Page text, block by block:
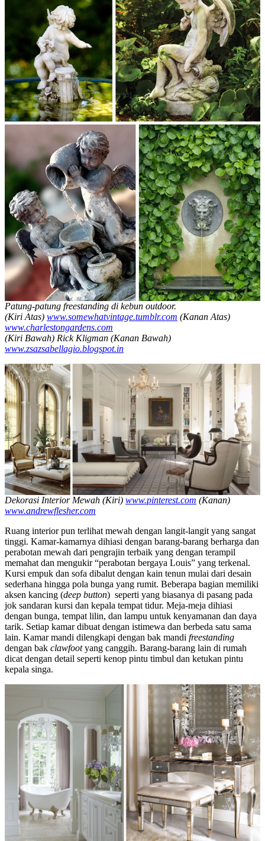
Patung-patung freestanding di kebun outdoor.
(Kiri Atas) www.somewhatvintage.tumblr.com (Kanan Atas)
www.charlestongardens.com
(Kiri Bawah) Rick Kligman (Kanan Bawah)
www.zsazsabellagio.blogspot.in
Dekorasi Interior Mewah (Kiri) www.pinterest.com (Kanan)
www.andrewflesher.com
Ruang interior pun terlihat mewah dengan langit-langit yang sangat
tinggi. Kamar-kamarnya dihiasi dengan barang-barang berharga dan
perabotan mewah dari pengrajin terbaik yang dengan terampil
memahat dan mengukir “perabotan bergaya Louis” yang terkenal.
Kursi empuk dan sofa dibalut dengan kain tenun mulai dari desain
sederhana hingga pola bunga yang rumit. Beberapa bagian memiliki
aksen kancing (deep button) seperti yang biasanya di pasang pada
jok sandaran kursi dan kepala tempat tidur. Meja-meja dihiasi
dengan bunga, tempat lilin, dan lampu untuk kenyamanan dan daya
tarik. Setiap kamar dibuat dengan istimewa dan berbeda satu sama
lain. Kamar mandi dilengkapi dengan bak mandi freestanding
dengan bak clawfootyang canggih. Barang-barang lain di rumah
dicat dengan detail seperti kenop pintu timbul dan ketukan pintu
kepala singa.